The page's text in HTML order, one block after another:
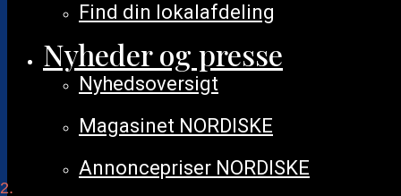
Find din lokalafdeling
Nyheder og presse
Nyhedsoversigt
Magasinet NORDISKE
Annoncepriser NORDISKE